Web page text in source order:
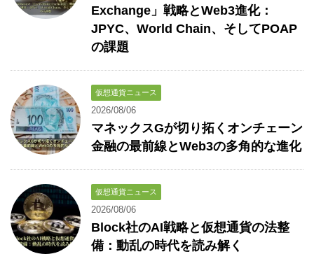
Exchange」戦略とWeb3進化：
JPYC、World Chain、そしてPOAP
の課題
仮想通貨ニュース
2026/08/06
マネックスGが切り拓くオンチェーン
金融の最前線とWeb3の多角的な進化
仮想通貨ニュース
2026/08/06
Block社のAI戦略と仮想通貨の法整
備：動乱の時代を読み解く